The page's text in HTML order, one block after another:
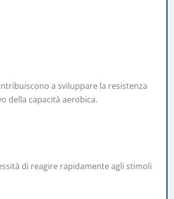
a sviluppare la resistenza
della capacità aerobica.
di reagire rapidamente agli stimoli